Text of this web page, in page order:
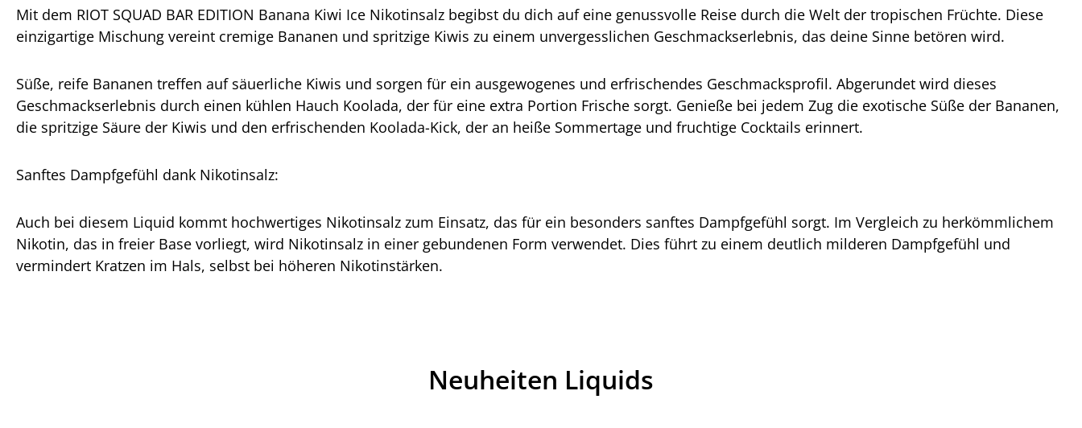
Mit dem RIOT SQUAD BAR EDITION Banana Kiwi Ice Nikotinsalz begibst du dich auf eine genussvolle Reise durch die Welt der tropischen Früchte. Diese
einzigartige Mischung vereint cremige Bananen und spritzige Kiwis zu einem unvergesslichen Geschmackserlebnis, das deine Sinne betören wird.
Süße, reife Bananen treffen auf säuerliche Kiwis und sorgen für ein ausgewogenes und erfrischendes Geschmacksprofil. Abgerundet wird dieses
Geschmackserlebnis durch einen kühlen Hauch Koolada, der für eine extra Portion Frische sorgt. Genieße bei jedem Zug die exotische Süße der Bananen,
die spritzige Säure der Kiwis und den erfrischenden Koolada-Kick, der an heiße Sommertage und fruchtige Cocktails erinnert.
Sanftes Dampfgefühl dank Nikotinsalz:
Auch bei diesem Liquid kommt hochwertiges Nikotinsalz zum Einsatz, das für ein besonders sanftes Dampfgefühl sorgt. Im Vergleich zu herkömmlichem
Nikotin, das in freier Base vorliegt, wird Nikotinsalz in einer gebundenen Form verwendet. Dies führt zu einem deutlich milderen Dampfgefühl und
vermindert Kratzen im Hals, selbst bei höheren Nikotinstärken.
Neuheiten Liquids